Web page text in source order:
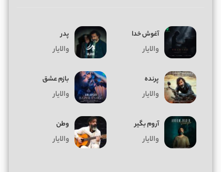
آغوش خدا
والایار
پدر
والایار
پرنده
والایار
بازم عشق
والایار
آروم بگیر
والایار
وطن
والایار